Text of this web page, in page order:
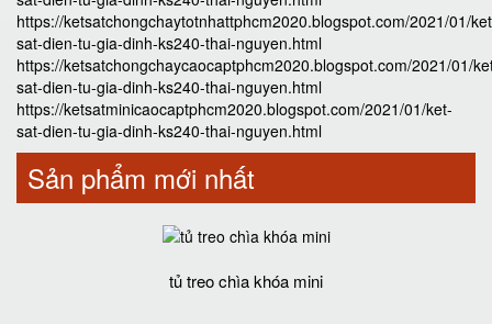
https://ketsatchongchaytotnhattphcm2020.blogspot.com/2021/01/
sat-dien-tu-gia-dinh-ks240-thai-nguyen.html
https://ketsatchongchaycaocaptphcm2020.blogspot.com/2021/01/
sat-dien-tu-gia-dinh-ks240-thai-nguyen.html
https://ketsatminicaocaptphcm2020.blogspot.com/2021/01/ket-
sat-dien-tu-gia-dinh-ks240-thai-nguyen.html
Sản phẩm mới nhất
tủ treo chìa khóa mini